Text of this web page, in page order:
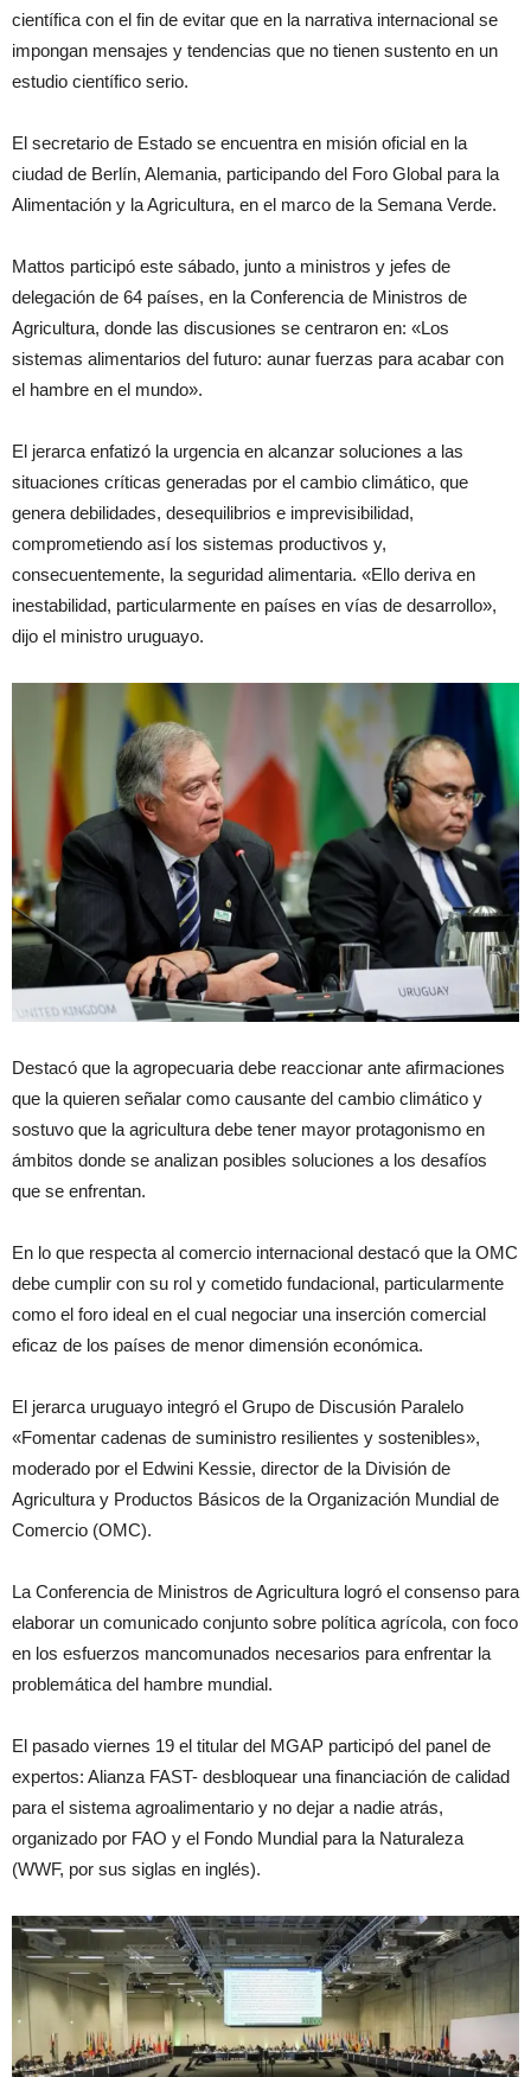
científica con el fin de evitar que en la narrativa internacional se
impongan mensajes y tendencias que no tienen sustento en un
estudio científico serio.
El secretario de Estado se encuentra en misión oficial en la
ciudad de Berlín, Alemania, participando del Foro Global para la
Alimentación y la Agricultura, en el marco de la Semana Verde.
Mattos participó este sábado, junto a ministros y jefes de
delegación de 64 países, en la Conferencia de Ministros de
Agricultura, donde las discusiones se centraron en: «Los
sistemas alimentarios del futuro: aunar fuerzas para acabar con
el hambre en el mundo».
El jerarca enfatizó la urgencia en alcanzar soluciones a las
situaciones críticas generadas por el cambio climático, que
genera debilidades, desequilibrios e imprevisibilidad,
comprometiendo así los sistemas productivos y,
consecuentemente, la seguridad alimentaria. «Ello deriva en
inestabilidad, particularmente en países en vías de desarrollo»,
dijo el ministro uruguayo.
Destacó que la agropecuaria debe reaccionar ante afirmaciones
que la quieren señalar como causante del cambio climático y
sostuvo que la agricultura debe tener mayor protagonismo en
ámbitos donde se analizan posibles soluciones a los desafíos
que se enfrentan.
En lo que respecta al comercio internacional destacó que la OMC
debe cumplir con su rol y cometido fundacional, particularmente
como el foro ideal en el cual negociar una inserción comercial
eficaz de los países de menor dimensión económica.
El jerarca uruguayo integró el Grupo de Discusión Paralelo
«Fomentar cadenas de suministro resilientes y sostenibles»,
moderado por el Edwini Kessie, director de la División de
Agricultura y Productos Básicos de la Organización Mundial de
Comercio (OMC).
La Conferencia de Ministros de Agricultura logró el consenso para
elaborar un comunicado conjunto sobre política agrícola, con foco
en los esfuerzos mancomunados necesarios para enfrentar la
problemática del hambre mundial.
El pasado viernes 19 el titular del MGAP participó del panel de
expertos: Alianza FAST- desbloquear una financiación de calidad
para el sistema agroalimentario y no dejar a nadie atrás,
organizado por FAO y el Fondo Mundial para la Naturaleza
(WWF, por sus siglas en inglés).